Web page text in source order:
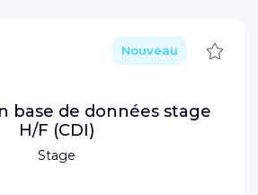
Stage
Nouveau
base de données stage
H/F (CDI)